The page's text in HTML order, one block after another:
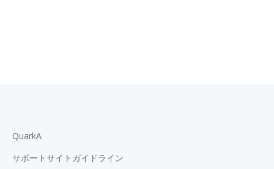
QuarkA
サポートサイトガイドライン